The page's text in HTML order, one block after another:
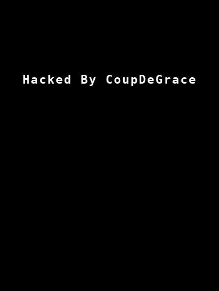
Hacked By CoupDeGrace